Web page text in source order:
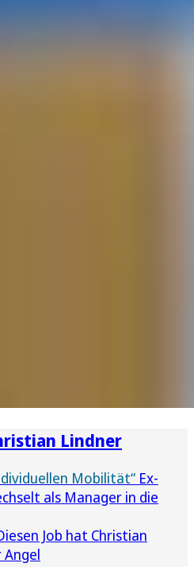
Lindner
Mobilität“ Ex-
als Manager in die
Job hat Christian
Angel